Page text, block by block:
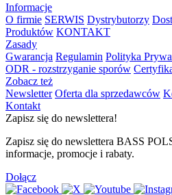
Informacje
O firmie SERWIS Dystrybutorzy
Produktów KONTAKT
Zasady
Gwarancja Regulamin Polityka
ODR - rozstrzyganie sporów
Zobacz też
Newsletter Oferta dla sprzedawców
Kontakt
Zapisz się do newslettera!
Zapisz się do newslettera BASS
informacje, promocje i rabaty.
Dołącz